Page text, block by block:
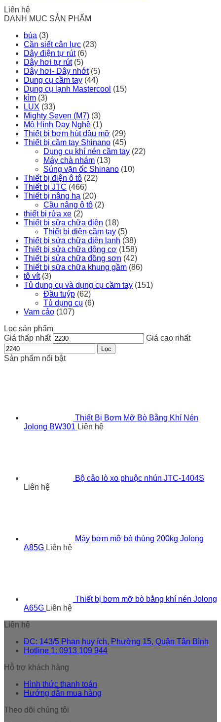
Liên hệ
DANH MỤC SẢN PHẨM
búa (3)
Cần siết cân lực (23)
Dây điện tự rút (6)
Dây hơi tự rút (5)
Dây hơi- Dây nhớt (5)
Dụng cụ cầm tay (44)
Dụng cụ lạnh Mastercool (15)
kìm (3)
LUX (33)
Mighty Seven (M7) (3)
Mô Hình Dạy Nghề (1)
Thiết bị bơm hút dầu mỡ (29)
Thiết bị cầm tay Shinano (45)
Dụng cụ khí nén cầm tay (22)
Máy chà nhám (13)
Súng vặn ốc Shinano (10)
Thiết bị điện ô tô (22)
Thiết bị JTC (466)
Thiết bị nâng hạ (20)
Cầu nâng ô tô (2)
thiết bị rửa xe (2)
Thiết bị sữa chữa điện (18)
Thiết bị điện cầm tay (5)
Thiết bị sửa chữa điện lạnh (38)
Thiết bị sửa chữa động cơ (158)
Thiết bị sửa chữa đồng sơn (42)
Thiết bị sữa chữa khung gầm (86)
tô vít (3)
Tủ dụng cụ và dụng cụ cầm tay (151)
Đầu tuýp (62)
Tủ dụng cụ (6)
Vam cảo (107)
Lọc sản phẩm
Giá thấp nhất
Giá cao nhất
Lọc
Sản phẩm nổi bật
Thiết Bị Bơm Mỡ Bò Bằng Khí Nén
Jolong BW301 Liên hệ
Bộ cảo lò xo phuộc nhún JTC-1404S
Liên hệ
Máy bơm mỡ bò thùng 200kg Jolong
A85G Liên hệ
Thiết bị bơm mỡ bò bằng khí nén Jolong
A65G Liên hệ
Liên hệ
ĐC: 143/5 Phan huy ích, Phường 15, Quận Tân Bình
Hotline 1: 0913 109 944
Hỗ trợ khách hàng
Hình thức thanh toán
Hướng dẫn mua hàng
Theo dõi chúng tôi